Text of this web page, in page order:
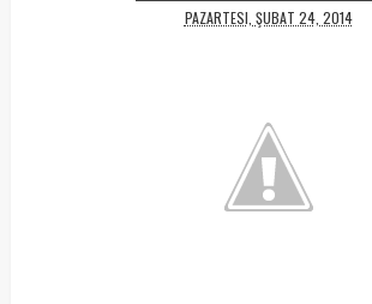
PAZARTESI, ŞUBAT 24, 2014